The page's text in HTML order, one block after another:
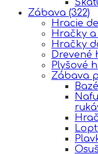
Zábava (322)
Hracie
Hračky
Hračky
Drevené
Plyšové
Zábava